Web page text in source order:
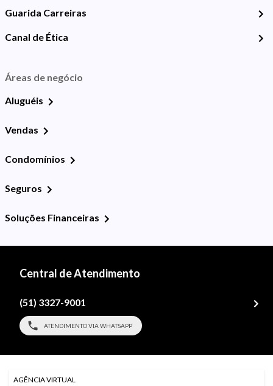
Guarida Carreiras
Canal de Ética
Áreas de negócio
Aluguéis
Vendas
Condomínios
Seguros
Soluções Financeiras
Central de Atendimento
(51) 3327-9001
ATENDIMENTO VIA WHATSAPP
AGÊNCIA VIRTUAL